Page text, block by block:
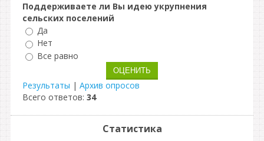
Поддерживаете ли Вы идею укрупнения
сельских поселений
Да
Нет
Все равно
Результаты | Архив опросов
Всего ответов: 34
Статистика